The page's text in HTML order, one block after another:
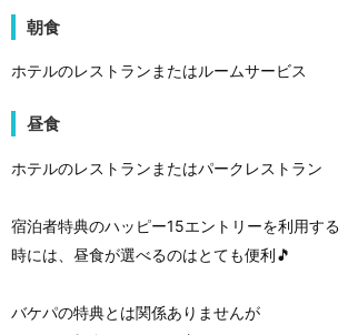
朝食
ホテルのレストランまたはルームサービス
昼食
ホテルのレストランまたはパークレストラン
宿泊者特典のハッピー15エントリーを利用する
時には、昼食が選べるのはとても便利🎵
バケパの特典とは関係ありませんが